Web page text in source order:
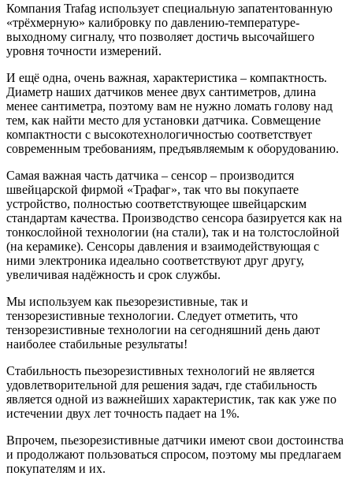
Компания Trafag использует специальную запатентованную
«трёхмерную» калибровку по давлению-температуре-
выходному сигналу, что позволяет достичь высочайшего
уровня точности измерений.
И ещё одна, очень важная, характеристика – компактность.
Диаметр наших датчиков менее двух сантиметров, длина
менее сантиметра, поэтому вам не нужно ломать голову над
тем, как найти место для установки датчика. Совмещение
компактности с высокотехнологичностью соответствует
современным требованиям, предъявляемым к оборудованию.
Самая важная часть датчика – сенсор – производится
швейцарской фирмой «Трафаг», так что вы покупаете
устройство, полностью соответствующее швейцарским
стандартам качества. Производство сенсора базируется как на
тонкослойной технологии (на стали), так и на толстослойной
(на керамике). Сенсоры давления и взаимодействующая с
ними электроника идеально соответствуют друг другу,
увеличивая надёжность и срок службы.
Мы используем как пьезорезистивные, так и
тензорезистивные технологии. Следует отметить, что
тензорезистивные технологии на сегодняшний день дают
наиболее стабильные результаты!
Стабильность пьезорезистивных технологий не является
удовлетворительной для решения задач, где стабильность
является одной из важнейших характеристик, так как уже по
истечении двух лет точность падает на 1%.
Впрочем, пьезорезистивные датчики имеют свои достоинства
и продолжают пользоваться спросом, поэтому мы предлагаем
покупателям и их.